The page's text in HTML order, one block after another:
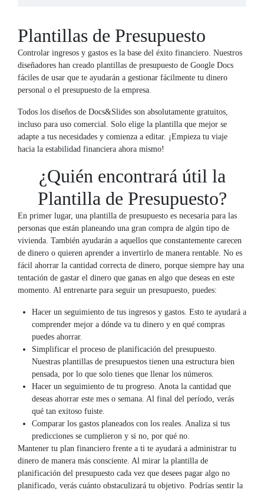
Plantillas de Presupuesto
Controlar ingresos y gastos es la base del éxito financiero. Nuestros
diseñadores han creado plantillas de presupuesto de Google Docs
fáciles de usar que te ayudarán a gestionar fácilmente tu dinero
personal o el presupuesto de la empresa.
Todos los diseños de Docs&Slides son absolutamente gratuitos,
incluso para uso comercial. Solo elige la plantilla que mejor se
adapte a tus necesidades y comienza a editar. ¡Empieza tu viaje
hacia la estabilidad financiera ahora mismo!
¿Quién encontrará útil la
Plantilla de Presupuesto?
En primer lugar, una plantilla de presupuesto es necesaria para las
personas que están planeando una gran compra de algún tipo de
vivienda. También ayudarán a aquellos que constantemente carecen
de dinero o quieren aprender a invertirlo de manera rentable. No es
fácil ahorrar la cantidad correcta de dinero, porque siempre hay una
tentación de gastar el dinero que ganas en algo que deseas en este
momento. Al entrenarte para seguir un presupuesto, puedes:
Hacer un seguimiento de tus ingresos y gastos. Esto te ayudará a
comprender mejor a dónde va tu dinero y en qué compras
puedes ahorrar.
Simplificar el proceso de planificación del presupuesto.
Nuestras plantillas de presupuestos tienen una estructura bien
pensada, por lo que solo tienes que llenar los números.
Hacer un seguimiento de tu progreso. Anota la cantidad que
deseas ahorrar este mes o semana. Al final del período, verás
qué tan exitoso fuiste.
Comparar los gastos planeados con los reales. Analiza si tus
predicciones se cumplieron y si no, por qué no.
Mantener tu plan financiero frente a ti te ayudará a administrar tu
dinero de manera más consciente. Al mirar la plantilla de
planificación del presupuesto cada vez que desees pagar algo no
planificado, verás cuánto obstaculizará tu objetivo. Podrías sentir la